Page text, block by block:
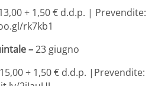
+ 1,50 € d.d.p. | Prevendite:
rk7kb1
–23 giugno
+ 1,50 € d.d.p. |Prevendite: